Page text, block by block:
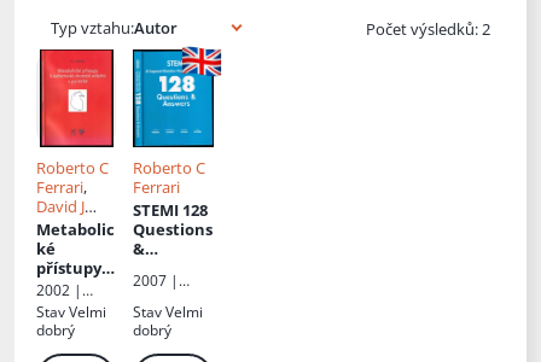
Typ vztahu:
Počet výsledků: 2
Roberto C
Ferrari,
David J
Hearse,C.S
Apstein
Stuart M
Cobbe , G.D
Lopaschup
, Př. René
Prahl
Metabolic
ké
přístupy k
ischemick
é chorobě
srdeční a
její léčbě
2002 |
Praha
Publishing,
spol. s r.o.
StavVelmi
dobrý
Roberto C
Ferrari
STEMI 128
Questions
&
2007 |
StavVelmi
dobrý